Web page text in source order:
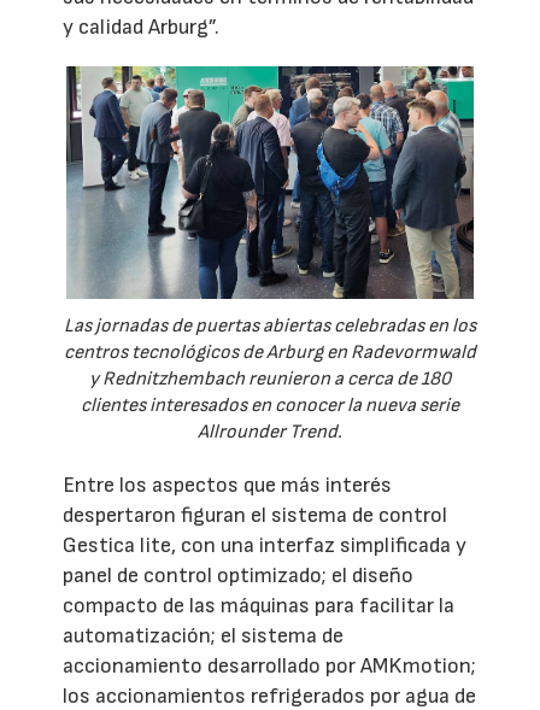
y calidad Arburg”.
Las jornadas de puertas abiertas celebradas en los
centros tecnológicos de Arburg en Radevormwald
y Rednitzhembach reunieron a cerca de 180
clientes interesados en conocer la nueva serie
Allrounder Trend.
Entre los aspectos que más interés
despertaron figuran el sistema de control
Gestica lite, con una interfaz simplificada y
panel de control optimizado; el diseño
compacto de las máquinas para facilitar la
automatización; el sistema de
accionamiento desarrollado por AMKmotion;
los accionamientos refrigerados por agua de